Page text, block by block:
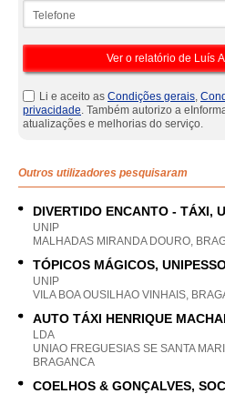
Li e aceito as Condições gerais,
privacidade. Também autorizo a
atualizações e melhorias do serviço.
Outros utilizadores pesquisaram
DIVERTIDO ENCANTO - TÁXI,
UNIP
MALHADAS MIRANDA DOURO,
TÓPICOS MÁGICOS,
UNIP
VILA BOA OUSILHAO VINHAIS,
AUTO TÁXI HENRIQUE
LDA
UNIAO FREGUESIAS SE SANTA
BRAGANCA
COELHOS & GONÇALVES,